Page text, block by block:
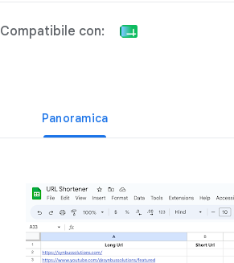
Compatibile con:
Panoramica